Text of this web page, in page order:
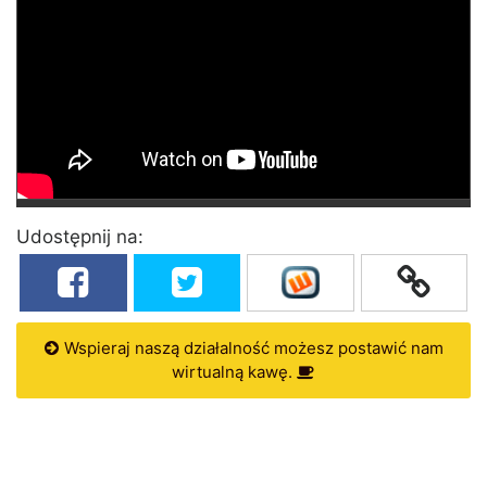
Udostępnij na:
Wspieraj naszą działalność możesz postawić nam
wirtualną kawę.